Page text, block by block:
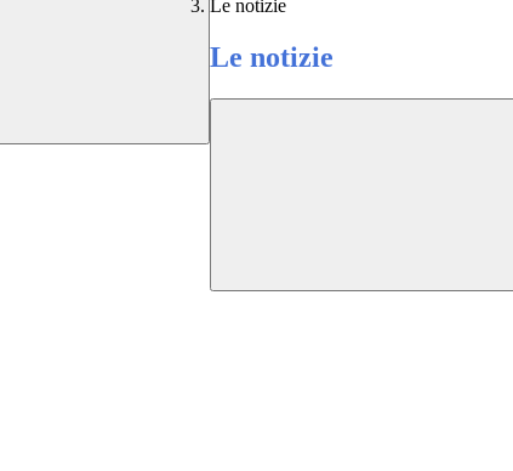
Le notizie
Le notizie